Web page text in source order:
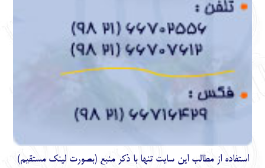
استفاده از مطالب اين سايت تنها با ذكر منبع (بصورت لینک مستقیم)